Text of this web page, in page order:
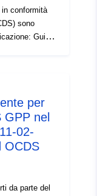
conformità
sono
Guide
per
nel
02-
OCDS
da parte del